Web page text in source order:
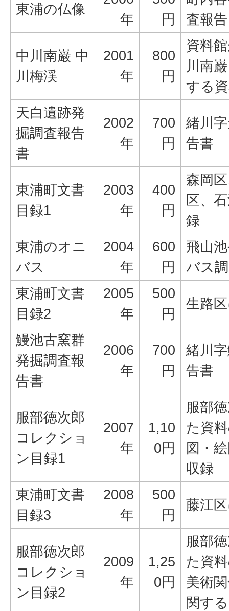
東浦の仏像
年
円
査報告
中川南巌 中
川梅渓
2001
年
800
円
資料
川南
する
天白遺跡発
掘調査報告
書
2002
年
700
円
緒川
告書
東浦町文書
目録1
2003
年
400
円
森岡
区、
録
東浦のオニ
バス
2004
年
600
円
飛山
バス
東浦町文書
目録2
2005
年
500
円
生路
鰻池古窯群
発掘調査報
告書
2006
年
700
円
緒川
告書
服部徳次郎
コレクショ
ン目録1
2007
年
1,10
0円
服部
た資
図・
収録
東浦町文書
目録3
2008
年
500
円
藤江
服部徳次郎
コレクショ
ン目録2
2009
年
1,25
0円
服部
た資
美術
関す